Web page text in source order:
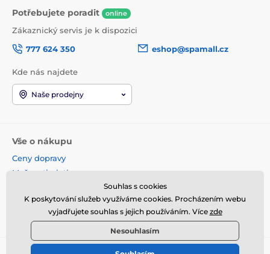
Potřebujete poradit online
Zákaznický servis je k dispozici
777 624 350
eshop@spamall.cz
Kde nás najdete
Naše prodejny
Vše o nákupu
Ceny dopravy
Možnosti platby
Reklamace a vrácení
Věrnostní program
Souhlas s cookies
K poskytování služeb využíváme cookies. Procházením webu
vyjadřujete souhlas s jejich používáním. Více zde
Nesouhlasím